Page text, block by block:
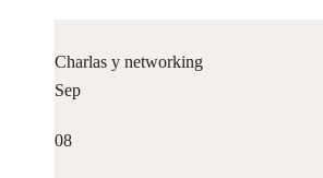
Charlas y networking
Sep
08